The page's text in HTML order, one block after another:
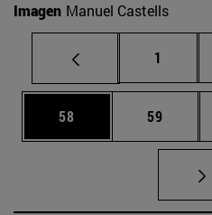
Imagen Manuel Castells
Página
1
Página
58 Página
59